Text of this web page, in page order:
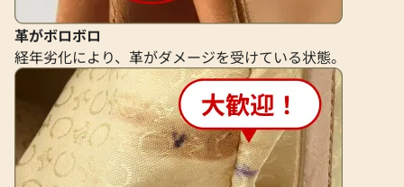
革がボロボロ
経年劣化により、革がダメージを受けている状態。